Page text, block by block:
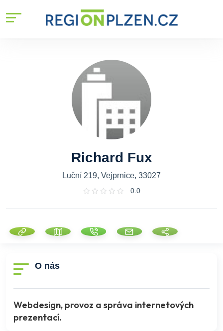
Richard Fux
Luční 219, Vejprnice, 33027
0.0
O nás
Webdesign, provoz a správa internetových
prezentací.